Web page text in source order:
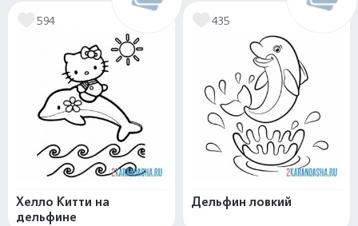
594
Хелло Китти на
дельфине
435
Дельфин ловкий